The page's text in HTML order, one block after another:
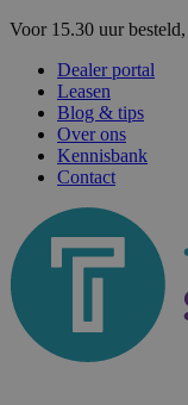
Voor 15.30 uur
Dealer portal
Leasen
Blog & tips
Over ons
Kennisbank
Contact